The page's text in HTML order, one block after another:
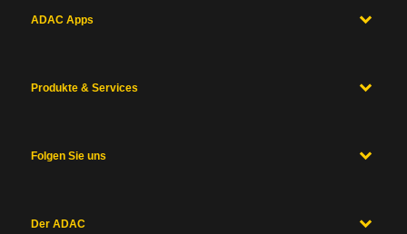
ADAC Apps
Produkte & Services
Folgen Sie uns
Der ADAC